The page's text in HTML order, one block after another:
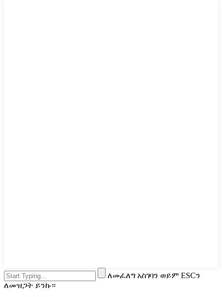
ለመፈለግ አስገባን ወይም ESCን
ለመዝጋት ይንኩ።